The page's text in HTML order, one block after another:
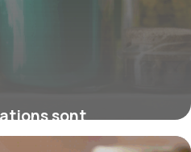
sont
naturopathe ? Le